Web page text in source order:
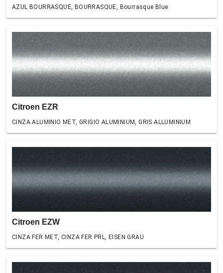
AZUL BOURRASQUE, BOURRASQUE, Bourrasque Blue
Citroen EZR
CINZA ALUMINIO MET, GRIGIO ALUMINIUM, GRIS ALLUMINIUM
Citroen EZW
CINZA FER MET, CINZA FER PRL, EISEN GRAU